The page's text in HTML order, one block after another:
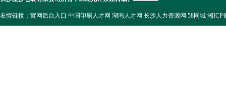
友情链接： 官网后台入口 中国印刷人才网 湖南人才网 长沙人力资源网 58同城 湘ICP